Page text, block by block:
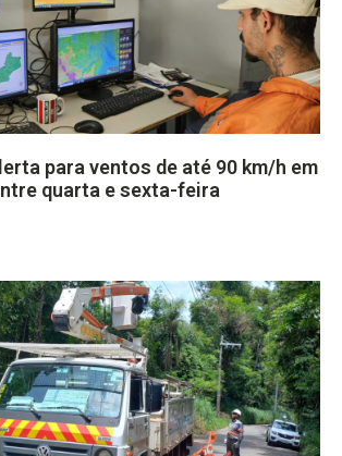
para ventos de até 90 km/h em
quarta e sexta-feira